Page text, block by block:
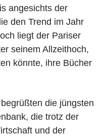
angesichts der
den Trend im Jahr
liegt der Pariser
seinem Allzeithoch,
könnte, ihre Bücher
die jüngsten
die trotz der
und der